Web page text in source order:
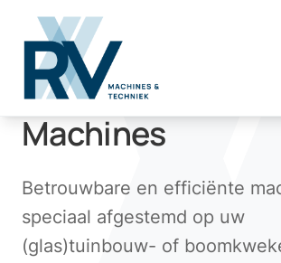
Machines
Betrouwbare en efficiënte
speciaal afgestemd op uw
(glas)tuinbouw- of